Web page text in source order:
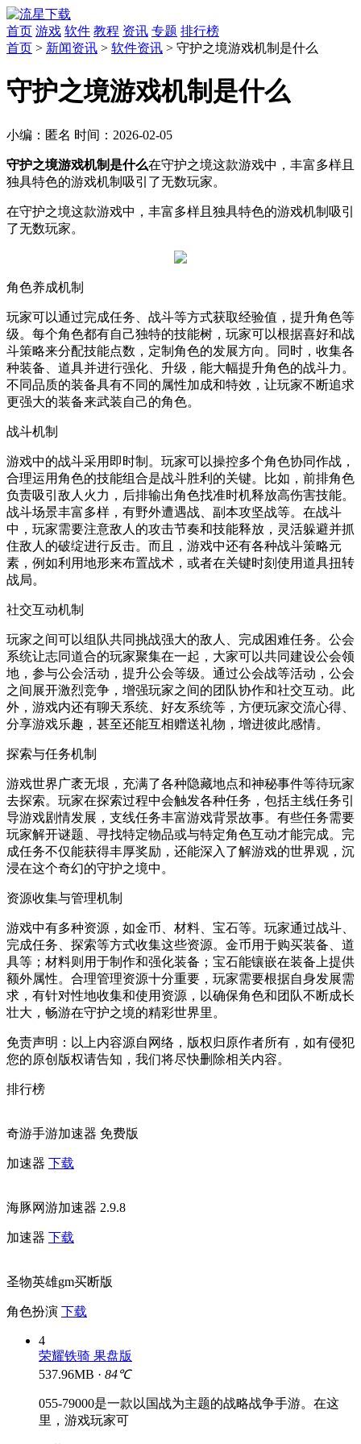
首页 游戏 软件 教程 资讯 专题 排行榜
首页 > 新闻资讯 > 软件资讯 > 守护之境游戏机制是什么
守护之境游戏机制是什么
小编： 匿名 时间： 2026-02-05
守护之境游戏机制是什么在守护之境这款游戏中，丰富多样且
独具特色的游戏机制吸引了无数玩家。
在守护之境这款游戏中，丰富多样且独具特色的游戏机制吸引
了无数玩家。
角色养成机制
玩家可以通过完成任务、战斗等方式获取经验值，提升角色等
级。每个角色都有自己独特的技能树，玩家可以根据喜好和战
斗策略来分配技能点数，定制角色的发展方向。同时，收集各
种装备、道具并进行强化、升级，能大幅提升角色的战斗力。
不同品质的装备具有不同的属性加成和特效，让玩家不断追求
更强大的装备来武装自己的角色。
战斗机制
游戏中的战斗采用即时制。玩家可以操控多个角色协同作战，
合理运用角色的技能组合是战斗胜利的关键。比如，前排角色
负责吸引敌人火力，后排输出角色找准时机释放高伤害技能。
战斗场景丰富多样，有野外遭遇战、副本攻坚战等。在战斗
中，玩家需要注意敌人的攻击节奏和技能释放，灵活躲避并抓
住敌人的破绽进行反击。而且，游戏中还有各种战斗策略元
素，例如利用地形来布置战术，或者在关键时刻使用道具扭转
战局。
社交互动机制
玩家之间可以组队共同挑战强大的敌人、完成困难任务。公会
系统让志同道合的玩家聚集在一起，大家可以共同建设公会领
地，参与公会活动，提升公会等级。通过公会战等活动，公会
之间展开激烈竞争，增强玩家之间的团队协作和社交互动。此
外，游戏内还有聊天系统、好友系统等，方便玩家交流心得、
分享游戏乐趣，甚至还能互相赠送礼物，增进彼此感情。
探索与任务机制
游戏世界广袤无垠，充满了各种隐藏地点和神秘事件等待玩家
去探索。玩家在探索过程中会触发各种任务，包括主线任务引
导游戏剧情发展，支线任务丰富游戏背景故事。有些任务需要
玩家解开谜题、寻找特定物品或与特定角色互动才能完成。完
成任务不仅能获得丰厚奖励，还能深入了解游戏的世界观，沉
浸在这个奇幻的守护之境中。
资源收集与管理机制
游戏中有多种资源，如金币、材料、宝石等。玩家通过战斗、
完成任务、探索等方式收集这些资源。金币用于购买装备、道
具等；材料则用于制作和强化装备；宝石能镶嵌在装备上提供
额外属性。合理管理资源十分重要，玩家需要根据自身发展需
求，有针对性地收集和使用资源，以确保角色和团队不断成长
壮大，畅游在守护之境的精彩世界里。
免责声明：以上内容源自网络，版权归原作者所有，如有侵犯
您的原创版权请告知，我们将尽快删除相关内容。
排行榜
奇游手游加速器 免费版
加速器 下载
海豚网游加速器 2.9.8
加速器 下载
圣物英雄gm买断版
角色扮演 下载
4
荣耀铁骑 果盘版
537.96MB · 84℃
055-79000是一款以国战为主题的战略战争手游。在这
里，游戏玩家可